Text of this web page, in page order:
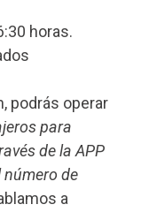
horas.
podrás operar
para
de la APP
número de
a